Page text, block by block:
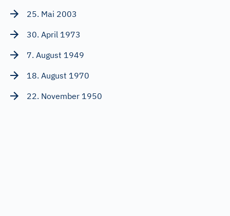
25. Mai 2003
30. April 1973
7. August 1949
18. August 1970
22. November 1950